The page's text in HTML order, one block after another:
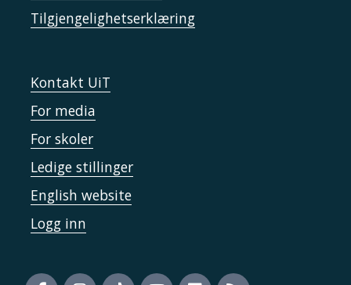
Tilgjengelighetserklæring
Kontakt UiT
For media
For skoler
Ledige stillinger
English website
Logg inn